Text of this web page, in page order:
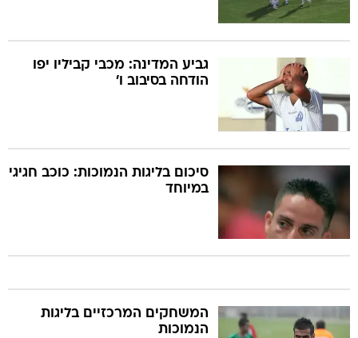
גביע המדינה: מכבי קביליו יפו
הודחה בסיבוב ו'
סיכום בליגות הנמוכות: כוכב חגיגי
במיוחד
המשחקים המרכזיים בליגות
הנמוכות